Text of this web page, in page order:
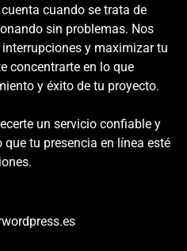
cuando se trata de
sin problemas. Nos
y maximizar tu
concentrarte en lo que
y éxito de tu proyecto.
un servicio confiable y
tu presencia en línea esté